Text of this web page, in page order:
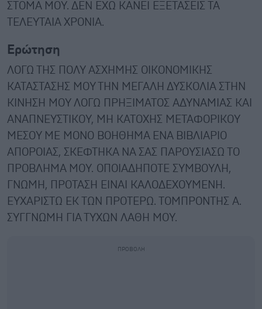
ΣΤΟΜΑ ΜΟΥ. ΔΕΝ ΕΧΩ ΚΑΝΕΙ ΕΞΕΤΑΣΕΙΣ ΤΑ
ΤΕΛΕΥΤΑΙΑ ΧΡΟΝΙΑ.
Ερώτηση
ΛΟΓΩ ΤΗΣ ΠΟΛΥ ΑΣΧΗΜΗΣ ΟΙΚΟΝΟΜΙΚΗΣ
ΚΑΤΑΣΤΑΣΗΣ ΜΟΥ ΤΗΝ ΜΕΓΑΛΗ ΔΥΣΚΟΛΙΑ ΣΤΗΝ
ΚΙΝΗΣΗ ΜΟΥ ΛΟΓΩ ΠΡΗΞΙΜΑΤΟΣ ΑΔΥΝΑΜΙΑΣ ΚΑΙ
ΑΝΑΠΝΕΥΣΤΙΚΟΥ, ΜΗ ΚΑΤΟΧΗΣ ΜΕΤΑΦΟΡΙΚΟΥ
ΜΕΣΟΥ ΜΕ ΜΟΝΟ ΒΟΗΘΗΜΑ ΕΝΑ ΒΙΒΛΙΑΡΙΟ
ΑΠΟΡΟΙΑΣ, ΣΚΕΦΤΗΚΑ ΝΑ ΣΑΣ ΠΑΡΟΥΣΙΑΣΩ ΤΟ
ΠΡΟΒΛΗΜΑ ΜΟΥ. ΟΠΟΙΑΔΗΠΟΤΕ ΣΥΜΒΟΥΛΗ,
ΓΝΩΜΗ, ΠΡΟΤΑΣΗ ΕΙΝΑΙ ΚΑΛΟΔΕΧΟΥΜΕΝΗ.
ΕΥΧΑΡΙΣΤΩ ΕΚ ΤΩΝ ΠΡΟΤΕΡΩ. ΤΟΜΠΡΟΝΤΗΣ Α.
ΣΥΓΓΝΩΜΗ ΓΙΑ ΤΥΧΩΝ ΛΑΘΗ ΜΟΥ.